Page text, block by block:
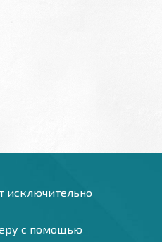
исключительно
с помощью